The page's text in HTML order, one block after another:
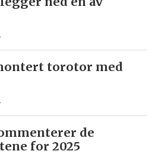
torotor med
de
for 2025